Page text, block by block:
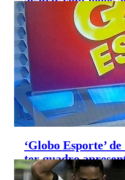
partir do ano que
‘Globo Esporte’
ter quadro
jogador em